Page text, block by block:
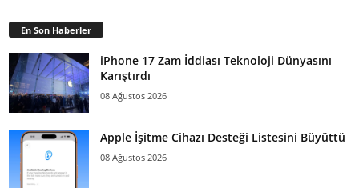
En Son Haberler
iPhone 17 Zam İddiası Teknoloji Dünyasını
Karıştırdı
08 Ağustos 2026
Apple İşitme Cihazı Desteği Listesini Büyüttü
08 Ağustos 2026